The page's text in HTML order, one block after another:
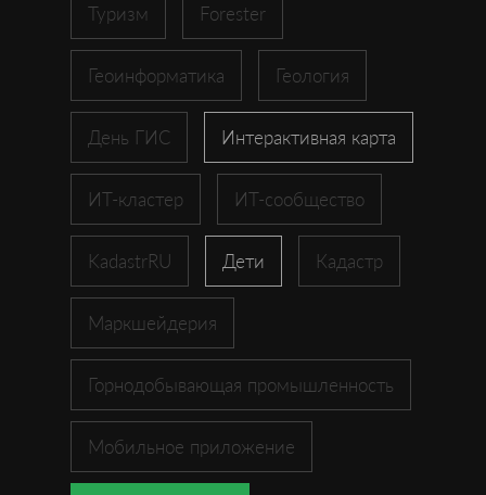
Туризм Forester
Геоинформатика Геология
День ГИС Интерактивная карта
ИТ-кластер ИТ-сообщество
KadastrRU Дети Кадастр
Маркшейдерия
Горнодобывающая промышленность
Мобильное приложение